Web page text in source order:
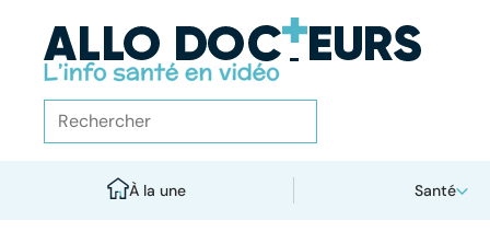
À la une Santé